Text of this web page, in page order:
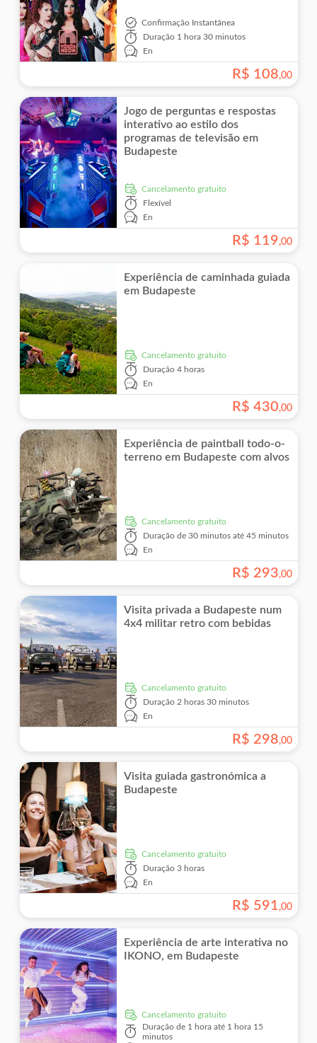
Confirmação Instantânea
Duração 1 hora 30 minutos
En
R$ 108,00
Jogo de perguntas e respostas
interativo ao estilo dos
programas de televisão em
Budapeste
Cancelamento gratuito
Flexível
En
R$ 119,00
Experiência de caminhada guiada
em Budapeste
Cancelamento gratuito
Duração 4 horas
En
R$ 430,00
Experiência de paintball todo-o-
terreno em Budapeste com alvos
Cancelamento gratuito
Duração de 30 minutos até 45 minutos
En
R$ 293,00
Visita privada a Budapeste num
4x4 militar retro com bebidas
Cancelamento gratuito
Duração 2 horas 30 minutos
En
R$ 298,00
Visita guiada gastronómica a
Budapeste
Cancelamento gratuito
Duração 3 horas
En
R$ 591,00
Experiência de arte interativa no
IKONO, em Budapeste
Cancelamento gratuito
Duração de 1 hora até 1 hora 15
minutos